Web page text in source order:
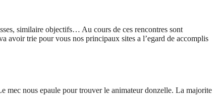
similaire objectifs… Au cours de ces rencontres sont
avoir trie pour vous nos principaux sites a l’egard de accomplis
mec nous epaule pour trouver le animateur donzelle. La majorite